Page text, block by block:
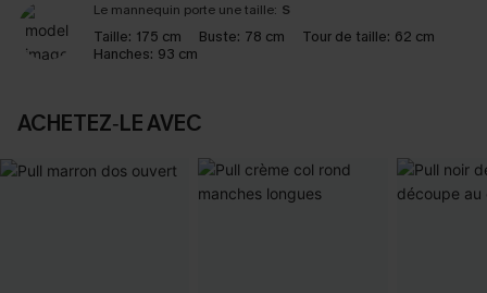
Le mannequin porte une taille: S
Taille: 175 cm Buste: 78 cm Tour de taille: 62 cm
Hanches: 93 cm
ACHETEZ‑LE AVEC